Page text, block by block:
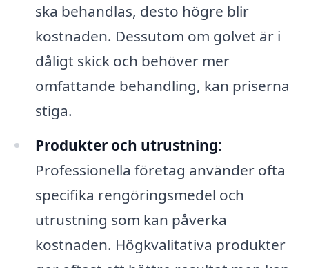
ska behandlas, desto högre blir
kostnaden. Dessutom om golvet är i
dåligt skick och behöver mer
omfattande behandling, kan priserna
stiga.
Produkter och utrustning:
Professionella företag använder ofta
specifika rengöringsmedel och
utrustning som kan påverka
kostnaden. Högkvalitativa produkter